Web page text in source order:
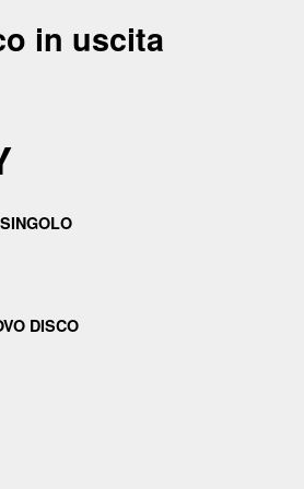
in uscita
DISCO